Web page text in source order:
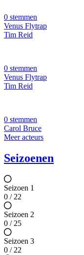
0 stemmen
Venus Flytrap
Tim Reid
0 stemmen
Venus Flytrap
Tim Reid
0 stemmen
Carol Bruce
Meer acteurs
Seizoenen
Seizoen 1
0 / 22
Seizoen 2
0 / 25
Seizoen 3
0 / 22